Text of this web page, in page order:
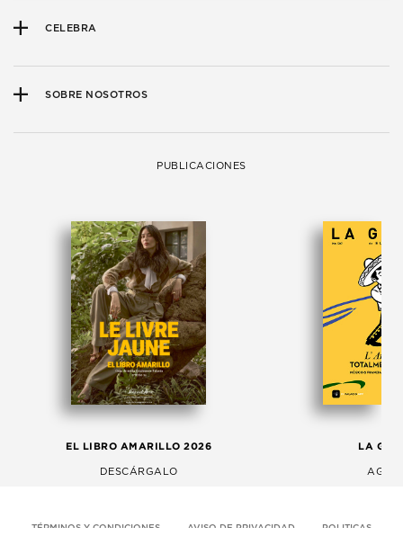
CELEBRA
SOBRE NOSOTROS
PUBLICACIONES
EL LIBRO AMARILLO 2026
DESCÁRGALO
LA
TÉRMINOS Y CONDICIONES AVISO DE PRIVACIDAD POLITICAS